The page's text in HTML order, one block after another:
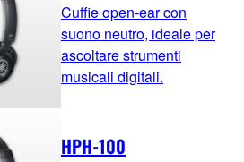
Cuffie open-ear con
suono neutro, ideale per
ascoltare strumenti
musicali digitali.
HPH-100